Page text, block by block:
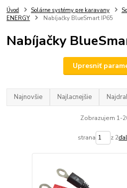
Úvod Solárne systémy pre karavany
ENERGY
Nabíjačky BlueSmart IP65
Nabíjačky
Upresniť
Najnovšie Najlacnejšie
Zobrazujem 1-
strana z 2